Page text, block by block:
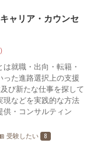
ャリア・カウンセ
就職・出向・転籍・
った進路選択上の支援
び新たな仕事を探して
現などを実践的な方法
供・コンサルティン
受験したい 8